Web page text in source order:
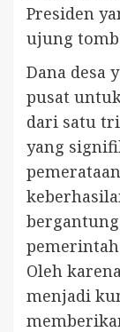
Presiden
ujung
Dana desa
pusat
dari satu
yang
Oleh
menjadi